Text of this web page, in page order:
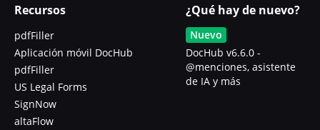
Recursos
pdfFiller
Aplicación móvil DocHub
pdfFiller
US Legal Forms
SignNow
altaFlow
¿Qué hay de nuevo?
Nuevo
DocHub v6.6.0 -
@menciones, asistente
de IA y más